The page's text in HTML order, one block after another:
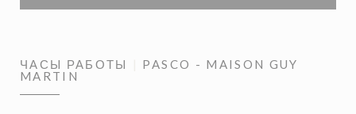
ЧАСЫ РАБОТЫ
PASCO - MAISON GUY
MARTIN